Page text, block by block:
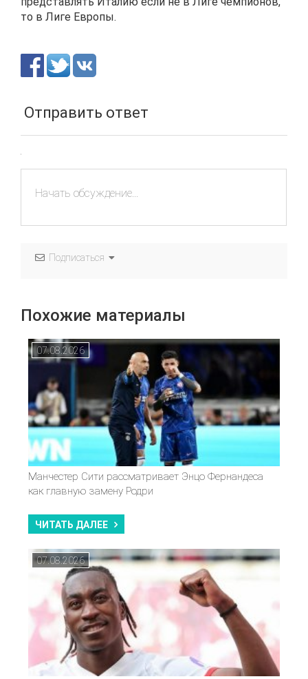
то в Лиге Европы.
Отправить ответ
Подписаться
Похожие материалы
07.08.2026
Манчестер Сити рассматривает Энцо Фернандеса
как главную замену Родри
ЧИТАТЬ ДАЛЕЕ
07.08.2026